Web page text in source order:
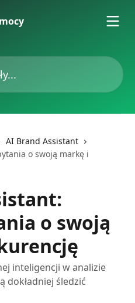
AI Brand Assistant
o swoją markę i
o swoją
inteligencji w analizie
dokładniej śledzić